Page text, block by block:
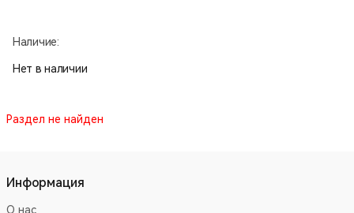
Наличие:
Нет в наличии
Раздел не найден
Информация
О нас